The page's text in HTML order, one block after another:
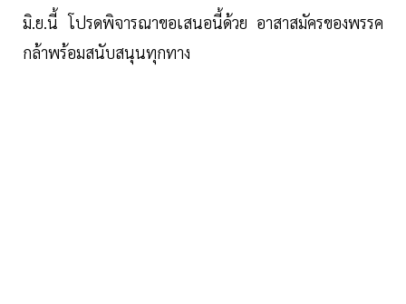
มิ.ย.นี้ โปรดพิจารณาขอเสนอนี้ด้วย อาสาสมัครของพรรค
กล้าพร้อมสนับสนุนทุกทาง